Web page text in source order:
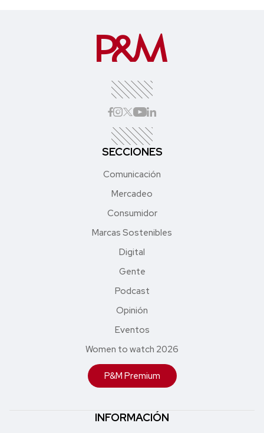
SECCIONES
Comunicación
Mercadeo
Consumidor
Marcas Sostenibles
Digital
Gente
Podcast
Opinión
Eventos
Women to watch 2026
P&M Premium
INFORMACIÓN